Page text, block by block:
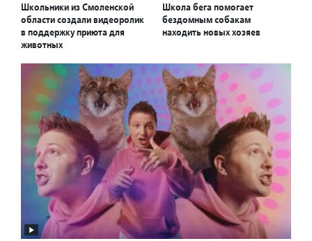
Школьники из Смоленской
области создали видеоролик
в поддержку приюта для
животных
Школа бега помогает
бездомным собакам
находить новых хозяев